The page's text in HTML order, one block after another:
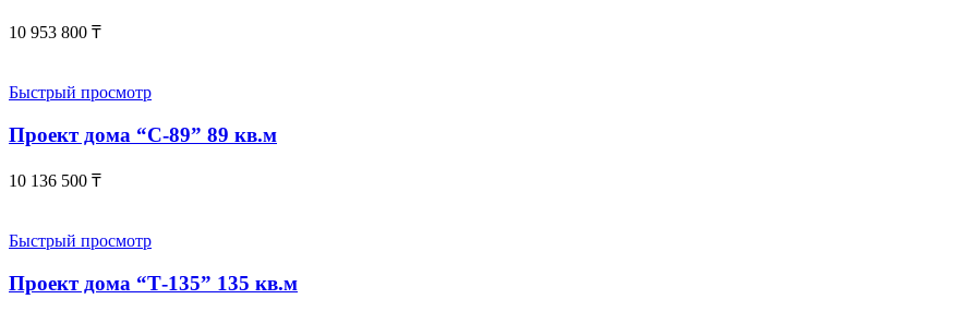
10 953 800 ₸
Быстрый просмотр
Проект дома “С-89” 89 кв.м
10 136 500 ₸
Быстрый просмотр
Проект дома “Т-135” 135 кв.м